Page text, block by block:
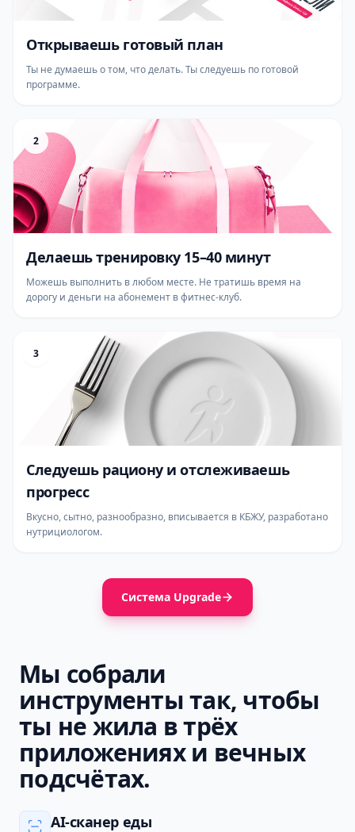
Открываешь готовый план
Ты не думаешь о том, что делать. Ты следуешь по готовой
программе.
2
Делаешь тренировку 15–40 минут
Можешь выполнить в любом месте. Не тратишь время на
дорогу и деньги на абонемент в фитнес-клуб.
3
Следуешь рациону и отслеживаешь
прогресс
Вкусно, сытно, разнообразно, вписывается в КБЖУ, разработано
нутрициологом.
Система Upgrade
Мы собрали
инструменты так, чтобы
ты не жила в трёх
приложениях и вечных
подсчётах.
AI-сканер еды